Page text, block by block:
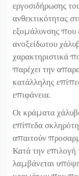
εργοσιδήρωσης
ανθεκτικότητας
εξομάλυνσης που
ανοξείδωτου
χαρακτηριστικά
παρέχει την
κατάλληλης
επιφάνεια.
Οι κράματα
επίπεδα
απαιτούν
Κατά την
λαμβάνεται